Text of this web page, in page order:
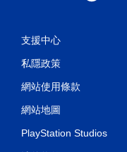
支援中心
私隱政策
網站使用條款
網站地圖
PlayStation Studios